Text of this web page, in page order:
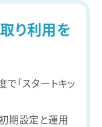
り利用を
「スタートキッ
期設定と運用